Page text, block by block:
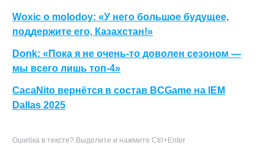
Woxic о molodoy: «У него большое будущее,
поддержите его, Казахстан!»
Donk: «Пока я не очень-то доволен сезоном —
мы всего лишь топ-4»
CacaNito вернётся в состав BCGame на IEM
Dallas 2025
Ошибка в тексте? Выделите и нажмите Ctrl+Enter